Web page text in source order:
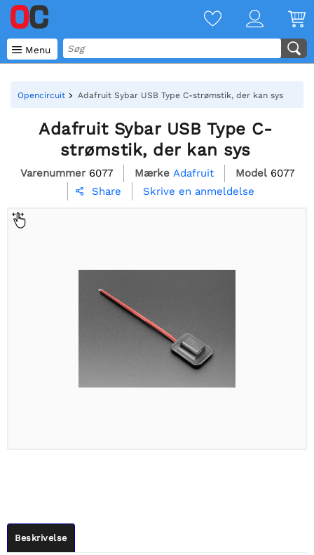
 Menu
Opencircuit Adafruit Sybar USB Type C-strømstik, der kan sys
Adafruit Sybar USB Type C-
strømstik, der kan sys
Varenummer 6077 Mærke Adafruit Model 6077
 Share Skrive en anmeldelse
Beskrivelse